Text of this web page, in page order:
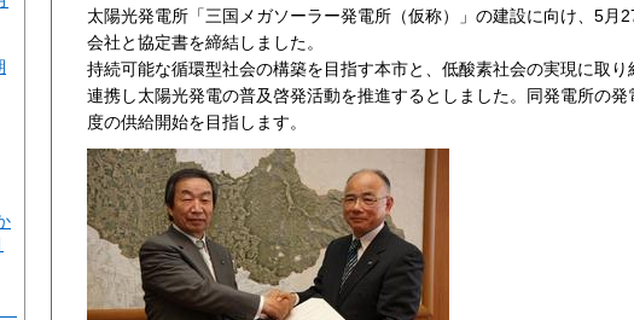
太陽光発電所「三国メガソーラー発電所（仮称）」の建設に向け、5月
会社と協定書を締結しました。
持続可能な循環型社会の構築を目指す本市と、低酸素社会の実現に取
連携し太陽光発電の普及啓発活動を推進するとしました。同発電所の
度の供給開始を目指します。